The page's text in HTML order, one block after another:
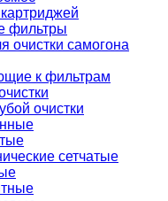
фильтры
очистки самогона
к фильтрам
очистки
сетчатые